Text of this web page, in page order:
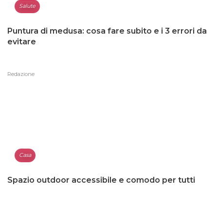
Salute
Puntura di medusa: cosa fare subito e i 3 errori da
evitare
Redazione
Casa
Spazio outdoor accessibile e comodo per tutti